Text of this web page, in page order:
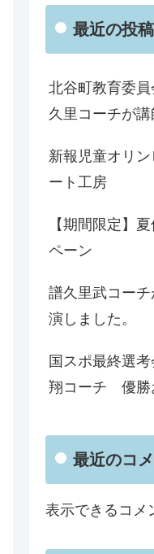
最近の投稿
北谷町教育委
久里コーチが
新報児童オリ
ート工房
【期間限定】
ペーン
譜久里武コー
演しました。
国スポ最終選
翔コーチ 優勝
最近のコ
表示できるコメ